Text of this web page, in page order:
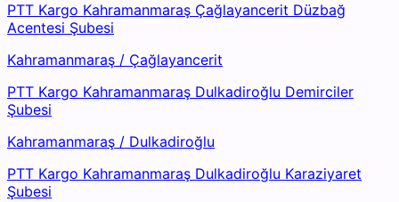
PTT Kargo Kahramanmaraş Çağlayancerit Düzbağ
Acentesi Şubesi
Kahramanmaraş / Çağlayancerit
PTT Kargo Kahramanmaraş Dulkadiroğlu Demirciler
Şubesi
Kahramanmaraş / Dulkadiroğlu
PTT Kargo Kahramanmaraş Dulkadiroğlu Karaziyaret
Şubesi